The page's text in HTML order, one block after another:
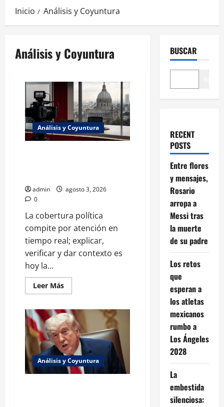
Inicio Análisis y Coyuntura
Análisis y Coyuntura
Análisis y Coyuntura
admin
agosto 3, 2026
0
La cobertura política
compite por atención en
tiempo real; explicar,
verificar y dar contexto es
hoy la...
Leer MásLeer
más
Medios
y
política:
por
qué
la
cobertura
se
volvió
parte
Análisis y Coyuntura
BUSCAR
RECENT
POSTS
Entre flores
y mensajes,
Rosario
arropa a
Messi tras
la muerte
de su padre
Los retos
que
esperan a
los atletas
mexicanos
rumbo a
Los Ángeles
2028
La
embestida
silenciosa: